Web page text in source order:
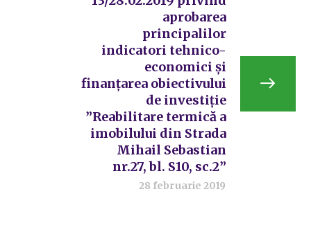
aprobarea
principalilor
indicatori tehnico-
economici și
finanțarea obiectivului
de investiție
”Reabilitare termică a
imobilului din Strada
Mihail Sebastian
nr.27, bl. S10, sc.2”
28 februarie 2019